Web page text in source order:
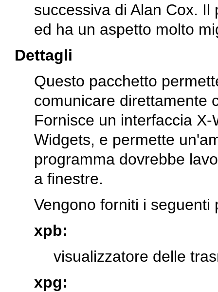
successiva di Alan Cox.
ed ha un aspetto molto
Dettagli
Questo pacchetto
comunicare direttamente
Fornisce un interfaccia
Widgets, e permette
programma dovrebbe
a finestre.
Vengono forniti i seguenti
xpb:
visualizzatore delle
xpg: